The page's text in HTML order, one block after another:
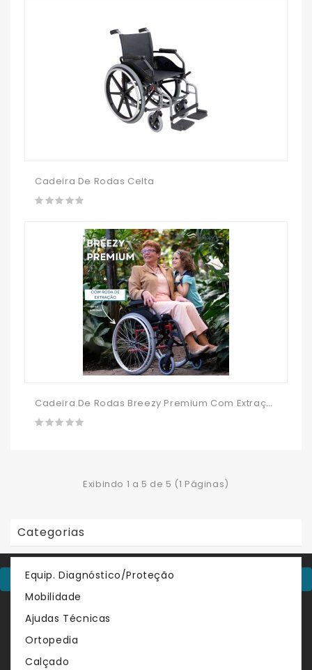
Cadeira De Rodas Celta
Cadeira De Rodas Breezy Premium Com Extração
Exibindo 1 a 5 de 5 (1 Páginas)
Categorias
Equip. Diagnóstico/Proteção
Mobilidade
Ajudas Técnicas
Ortopedia
Calçado
Contacte-Nos
artigos médicos, ortopédicos, de saúde e bem estar.
Oferecemos uma vasta gama de marcas.